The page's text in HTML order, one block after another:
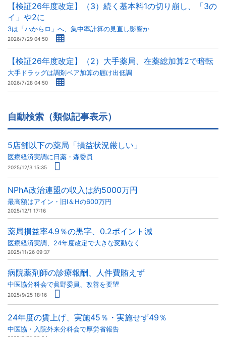
【検証26年度改定】（3）続く基本料1の切り崩し、「3の
イ」や2に
3は「ハからロ」へ、集中率計算の見直し影響か
2026/7/29 04:50
【検証26年度改定】（2）大手薬局、在薬総加算2で暗転
大手ドラッグは調剤ベア加算の届け出低調
2026/7/28 04:50
自動検索（類似記事表示）
5店舗以下の薬局「損益状況厳しい」
医療経済実調に日薬・森委員
2025/12/3 15:35
NPhA政治連盟の収入は約5000万円
最高額はアイン・旧I＆Hの600万円
2025/12/1 17:16
薬局損益率4.9％の黒字、0.2ポイント減
医療経済実調、24年度改定で大きな変動なく
2025/11/26 09:37
病院薬剤師の診療報酬、人件費賄えず
中医協分科会で眞野委員、改善を要望
2025/9/25 18:16
24年度の賃上げ、実施45％・実施せず49％
中医協・入院外来分科会で厚労省報告